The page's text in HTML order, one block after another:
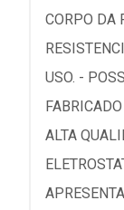
CORPO DA
USO. -
ALTA